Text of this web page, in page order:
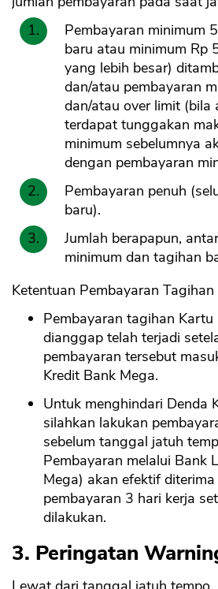
Pembayaran minimum
baru atau minimum Rp
yang lebih besar)
dan/atau pembayaran
dan/atau over limit (bila
terdapat tunggakan
minimum sebelumnya
dengan pembayaran
Pembayaran penuh
baru).
Jumlah berapapun,
minimum dan tagihan
Ketentuan Pembayaran Tagihan
Pembayaran tagihan Kartu
dianggap telah terjadi
pembayaran tersebut
Kredit Bank Mega.
Untuk menghindari Denda
silahkan lakukan
sebelum tanggal jatuh
Pembayaran melalui Bank
Mega) akan efektif
pembayaran 3 hari kerja
dilakukan.
3. Peringatan